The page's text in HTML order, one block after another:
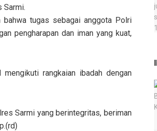
Sarmi.
bahwa tugas sebagai anggota Polri
pengharapan dan iman yang kuat,
rangkaian ibadah dengan
Sarmi yang berintegritas, beriman